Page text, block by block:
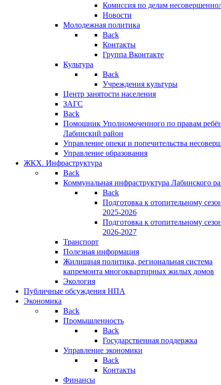
Комиссия по делам
Новости
Молодежная политика
Back
Контакты
Группа Вконтакте
Культура
Back
Учреждения культуры
Центр занятости населения
ЗАГС
Back
Помощник Уполномоченного по правам
Лабинский район
Управление опеки и попечительства
Управление образования
ЖКХ. Инфраструктура
Back
Коммунальная инфраструктура Лабинского
Back
Подготовка к отопительному
2025-2026
Подготовка к отопительному
2026-2027
Транспорт
Полезная информация
Жилищная политика, региональная система
капремонта многоквартирных жилых домов
Экология
Публичные обсуждения НПА
Экономика
Back
Промышленность
Back
Государственная поддержка
Управление экономики
Back
Контакты
Финансы